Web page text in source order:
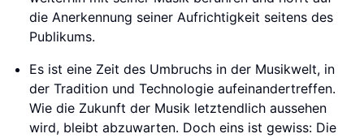
die Anerkennung seiner Aufrichtigkeit seitens des
Publikums.
Es ist eine Zeit des Umbruchs in der Musikwelt, in
der Tradition und Technologie aufeinandertreffen.
Wie die Zukunft der Musik letztendlich aussehen
wird, bleibt abzuwarten. Doch eins ist gewiss: Die